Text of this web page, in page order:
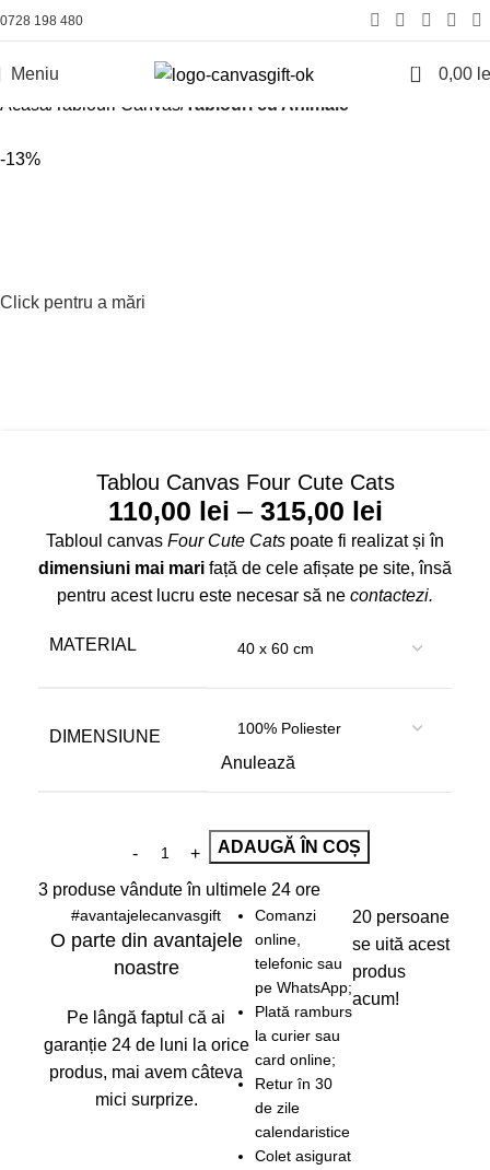
0728 198 480
Meniu 0 0,00
Acasă Tablouri Canvas Tablouri cu Animale
-13%
Click pentru a mări
Tablou Canvas Four Cute Cats
110,00 lei – 315,00 lei
Tabloul canvas Four Cute Cats poate fi realizat și în
dimensiuni mai mari față de cele afișate pe site, însă
pentru acest lucru este necesar să ne contactezi.
MATERIAL
DIMENSIUNE
Anulează
ADAUGĂ ÎN COȘ
3 produse vândute în ultimele 24 ore
#avantajelecanvasgift
O parte din avantajele
noastre
Pe lângă faptul că ai
garanție 24 de luni la orice
produs, mai avem câteva
mici surprize.
Comanzi
online,
telefonic sau
pe WhatsApp;
Plată ramburs
la curier sau
card online;
Retur în 30
de zile
calendaristice
Colet asigurat
20 persoane
se uită acest
produs
acum!